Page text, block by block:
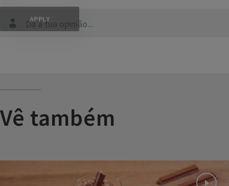
Dá a tua opinião...
Vê também